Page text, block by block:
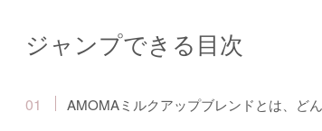
ジャンプできる目次
AMOMAミルクアップブレンドとは、ど